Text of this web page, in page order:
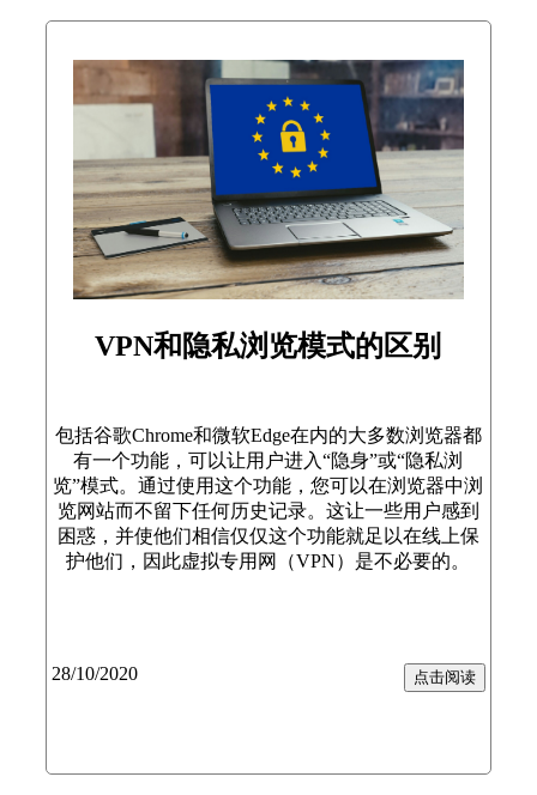
VPN和隐私浏览模式的区别
包括谷歌Chrome和微软Edge在内的大多数浏览器都
有一个功能，可以让用户进入“隐身”或“隐私浏
览”模式。通过使用这个功能，您可以在浏览器中浏
览网站而不留下任何历史记录。这让一些用户感到
困惑，并使他们相信仅仅这个功能就足以在线上保
护他们，因此虚拟专用网（VPN）是不必要的。
28/10/2020 点击阅读